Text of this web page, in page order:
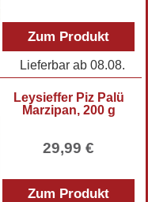
Zum Produkt
Lieferbar ab 08.08.
Leysieffer Piz Palü
Marzipan, 200 g
29,99 €
Zum Produkt